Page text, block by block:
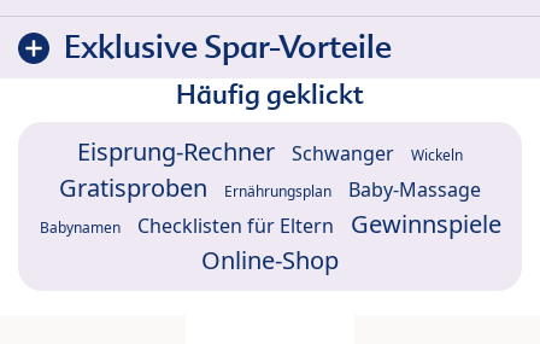
Exklusive Spar-Vorteile
Häufig geklickt
Eisprung-Rechner Schwanger Wickeln
Gratisproben Ernährungsplan Baby-Massage
Babynamen Checklisten für Eltern
Gewinnspiele
Online-Shop